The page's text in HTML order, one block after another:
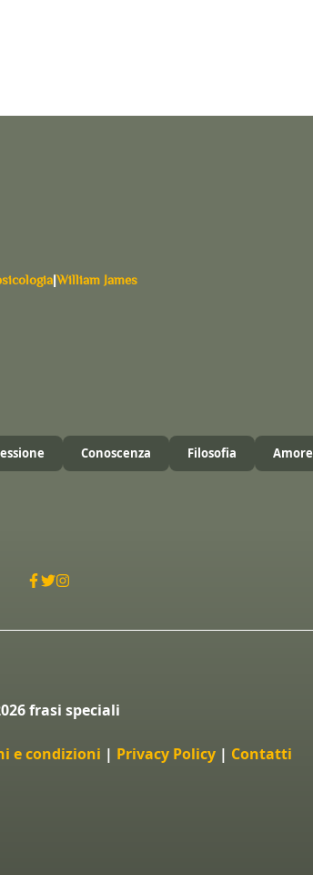
|William James
Conoscenza Filosofia Amore
frasi speciali
e condizioni | Privacy Policy | Contatti